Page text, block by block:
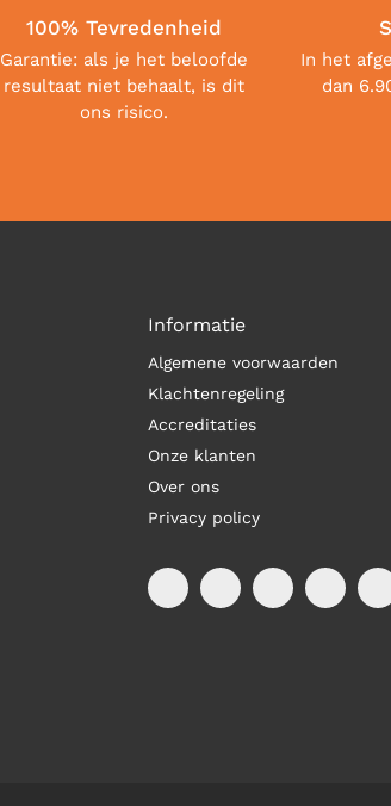
100% Tevredenheid
Garantie: als je het beloofde
resultaat niet behaalt, is dit
ons risico.
In het
dan
Informatie
Algemene voorwaarden
Klachtenregeling
Accreditaties
Onze klanten
Over ons
Privacy policy